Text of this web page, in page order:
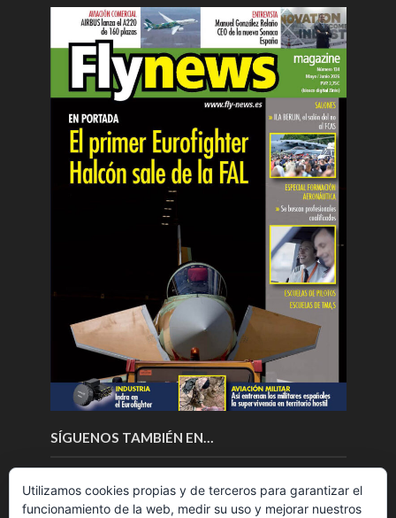
SÍGUENOS TAMBIÉN EN…
Utilizamos cookies propias y de terceros para garantizar el
funcionamiento de la web, medir su uso y mejorar nuestros